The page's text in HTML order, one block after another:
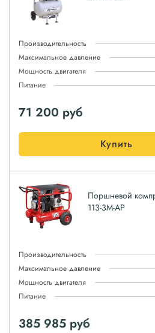
Производительность
Максимальное давление
Мощность двигателя
Питание
71 200 руб
Купить
Поршневой
113-3M-AP
Производительность
Максимальное давление
Мощность двигателя
Питание
385 985 руб